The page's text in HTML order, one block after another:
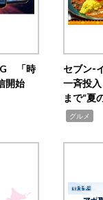
「時
開始
セブン‐
一斉投
まで“夏
グルメ